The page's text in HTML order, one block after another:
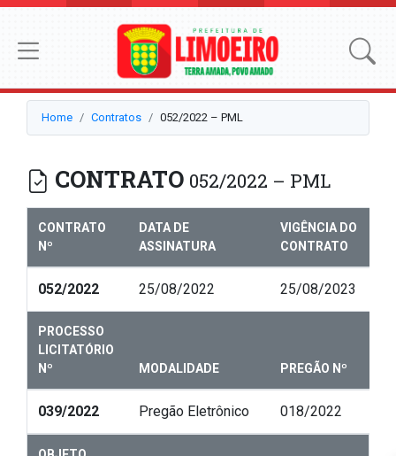
Home Contratos 052/2022 – PML
CONTRATO 052/2022 – PML
CONTRATO
Nº
DATA DE
ASSINATURA
VIGÊNCIA DO
CONTRATO
052/2022 25/08/2022 25/08/2023
PROCESSO
LICITATÓRIO
Nº
MODALIDADE PREGÃO Nº
039/2022 Pregão Eletrônico 018/2022